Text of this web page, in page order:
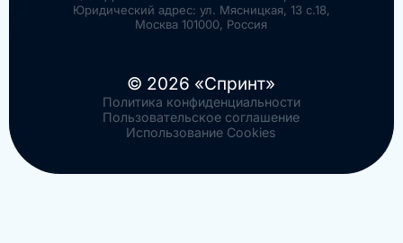
Юридический адрес: ул. Мясницкая, 13 с.18,
Москва 101000, Россия
© 2026 «Спринт»
Политика конфиденциальности
Пользовательское соглашение
Использование Cookies